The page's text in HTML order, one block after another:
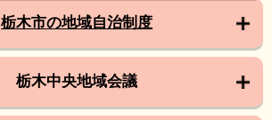
栃木市の地域自治制度
栃木中央地域会議